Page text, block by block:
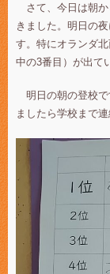
さて、今日は朝か
きました。明日の
す。特にオランダ
中の3番目）が出て
明日の朝の登校で
ましたら学校まで